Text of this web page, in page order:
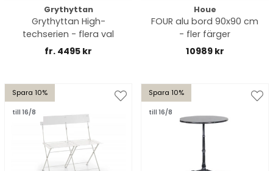
Grythyttan
Grythyttan High-
techserien - flera val
fr. 4495 kr
Houe
FOUR alu bord 90x90 cm
- fler färger
10989 kr
Spara 10%
till 16/8
Spara 10%
till 16/8